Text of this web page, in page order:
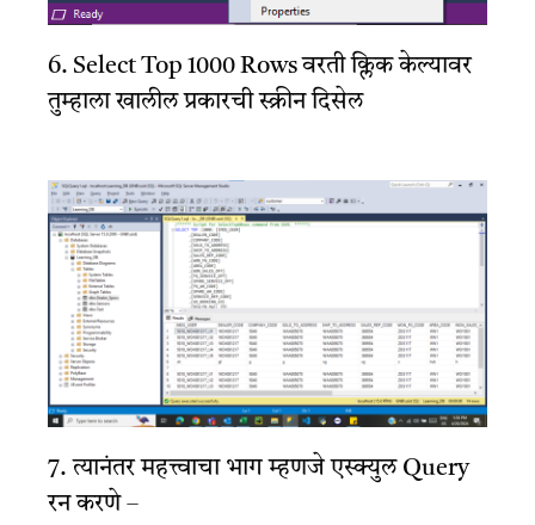
6. Select Top 1000 Rows वरती क्लिक केल्यावर
तुम्हाला खालील प्रकारची स्क्रीन दिसेल
7. त्यानंतर महत्त्वाचा भाग म्हणजे एस्क्युल Query
रन करणे –